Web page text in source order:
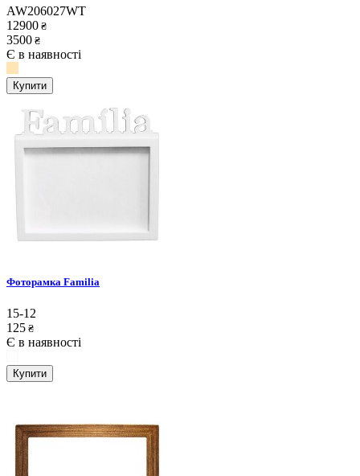
AW206027WT
12900 ₴
3500 ₴
Є в наявності
Купити
Фоторамка Familia
15-12
125 ₴
Є в наявності
Купити